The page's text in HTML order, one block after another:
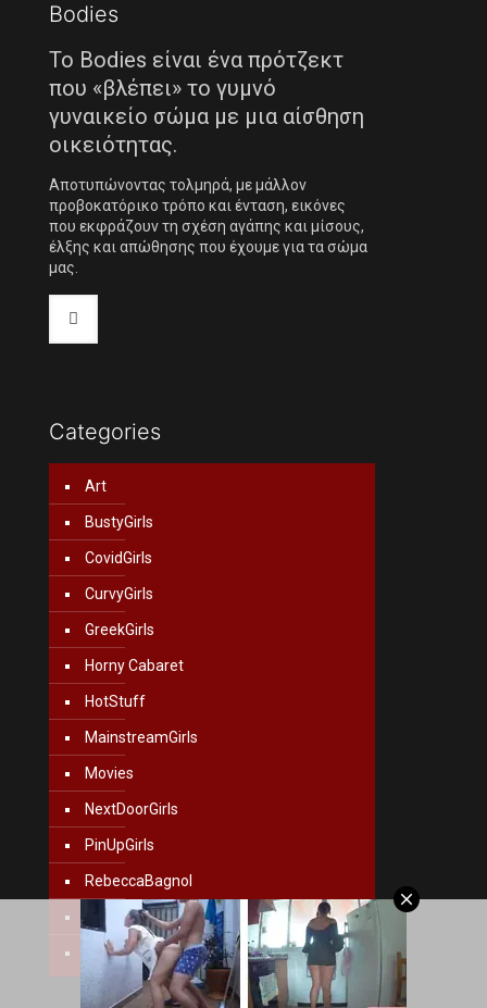
Bodies
Το Bodies είναι ένα πρότζεκτ
που «βλέπει» το γυμνό
γυναικείο σώμα με μια αίσθηση
οικειότητας.
Αποτυπώνοντας τολμηρά, με μάλλον
προβοκατόρικο τρόπο και ένταση, εικόνες
που εκφράζουν τη σχέση αγάπης και μίσους,
έλξης και απώθησης που έχουμε για τα σώμα
μας.
Categories
Art
BustyGirls
CovidGirls
CurvyGirls
GreekGirls
Horny Cabaret
HotStuff
MainstreamGirls
Movies
NextDoorGirls
PinUpGirls
RebeccaBagnol
Sexoscop
ZodiacSexSxeseis